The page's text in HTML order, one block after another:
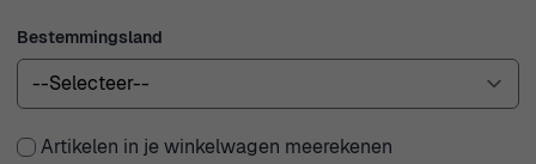
Bestemmingsland
Artikelen in je winkelwagen meerekenen